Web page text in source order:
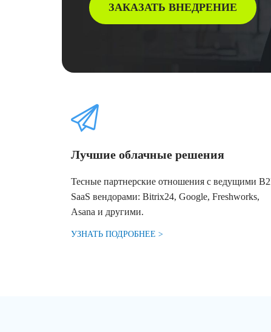
ЗАКАЗАТЬ ВНЕДРЕНИЕ
Лучшие облачные решения
Тесные партнерские отношения с ведущими
SaaS вендорами: Bitrix24, Google, Freshworks,
Asana и другими.
УЗНАТЬ ПОДРОБНЕЕ >